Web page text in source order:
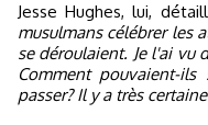
Jesse Hughes, lui,
musulmans célébrer les
se déroulaient. Je l'ai vu
Comment pouvaient-
passer? Il y a très